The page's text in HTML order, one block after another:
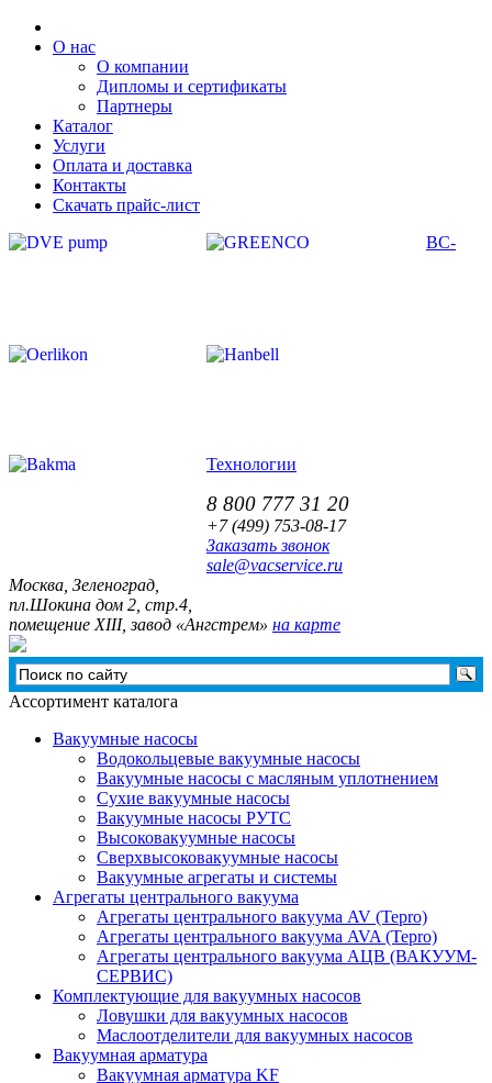
О нас
О компании
Дипломы и сертификаты
Партнеры
Каталог
Услуги
Оплата и доставка
Контакты
Скачать прайс-лист
ВС-
Технологии
8 800 777 31 20
+7 (499) 753-08-17
Заказать звонок
sale@vacservice.ru
Москва, Зелeноград,
пл.Шокина дом 2, стр.4,
помещение XIII, завод «Ангстрем» на карте
Ассортимент каталога
Вакуумные насосы
Водокольцевые вакуумные насосы
Вакуумные насосы с масляным уплотнением
Сухие вакуумные насосы
Вакуумные насосы РУТС
Высоковакуумные насосы
Сверхвысоковакуумные насосы
Вакуумные агрегаты и системы
Агрегаты центрального вакуума
Агрегаты центрального вакуума AV (Tepro)
Агрегаты центрального вакуума AVA (Tepro)
Агрегаты центрального вакуума АЦВ (ВАКУУМ-
СЕРВИС)
Комплектующие для вакуумных насосов
Ловушки для вакуумных насосов
Маслоотделители для вакуумных насосов
Вакуумная арматура
Вакуумная арматура KF